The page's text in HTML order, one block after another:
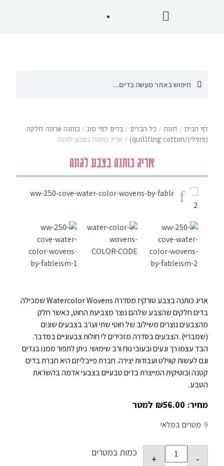
דף הבית / חנות / כל הבדים /בדים לפי סוג / כותנה ארוגה חלקה
(פופלין/quillting cotton)
/ אריג כותנה בצבע לגונה
אריג כותנה בצבע לגונה
אריג כותנה בצבע טורקיז מסדרת Watercolor Wovens שמכילה
בדים חלקים שהצבע שלהם נוצר מצביעת החוט, כאשר חלק
מהצבעים נוצרים משילוב של חוטי שתי וערב בצבעים שונים
ׁ(שמבריי). הצבעים בסדרה מזכירים לי חולות צבעוניים במדבר.
הבד עצמו רך ונעים ובעובי נוח ורב שימושי. ניתן לתפור ממנו בגדים
וגם לעשות קווילט ועבודות יצירה. חברת פייבליזם היא חברת בדים
קטנה ובוטיקית המייצרת בדים טבעיים בצבעי אדמה בהשראת
הטבע.
₪56.00
9 במלאי
כמות במטרים